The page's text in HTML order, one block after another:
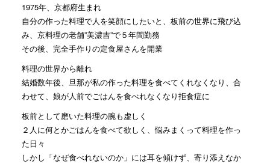
1975年、京都府生まれ
自分の作った料理で人を笑顔にしたいと、板前の世界に飛び込
み、京料理の老舗”美濃吉”で５年間勤務
その後、完全手作りの定食屋さんを開業
料理の世界から離れ
結婚数年後、旦那が私の作った料理を食べてくれなくなり、合
わせて、娘が人前でごはんを食べれなくなり拒食症に
板前として磨いた料理の腕も虚しく
２人に何とかごはんを食べて欲しく、悩みまくって料理を作っ
た日々
しかし「なぜ食べれないのか」には耳を傾けず、寄り添えなか